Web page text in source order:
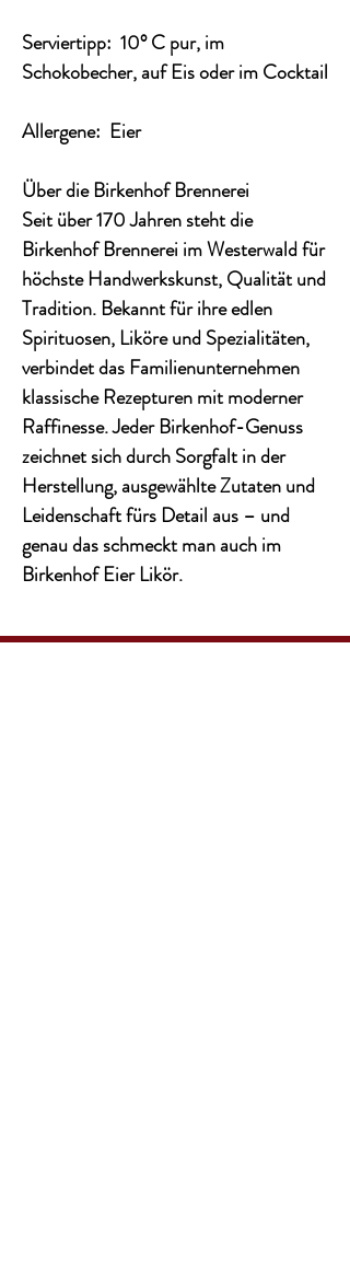
Serviertipp: 10° C pur, im
Schokobecher, auf Eis oder im Cocktail
Allergene: Eier
Über die Birkenhof Brennerei
Seit über 170 Jahren steht die
Birkenhof Brennerei im Westerwald für
höchste Handwerkskunst, Qualität und
Tradition. Bekannt für ihre edlen
Spirituosen, Liköre und Spezialitäten,
verbindet das Familienunternehmen
klassische Rezepturen mit moderner
Raffinesse. Jeder Birkenhof-Genuss
zeichnet sich durch Sorgfalt in der
Herstellung, ausgewählte Zutaten und
Leidenschaft fürs Detail aus – und
genau das schmeckt man auch im
Birkenhof Eier Likör.